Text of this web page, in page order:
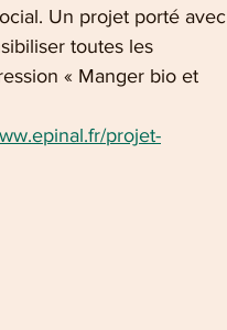
Un projet porté avec
toutes les
« Manger bio et
projet-